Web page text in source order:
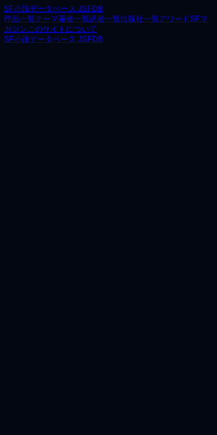
SF小説データベース JSFDB
作品一覧テーマ著者一覧訳者一覧出版社一覧アワードSFマ
ガジンこのサイトについて
SF小説データベース JSFDB